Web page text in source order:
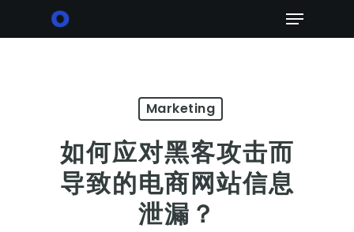
Menu
Marketing
如何应对黑客攻击而
导致的电商网站信息
泄漏？